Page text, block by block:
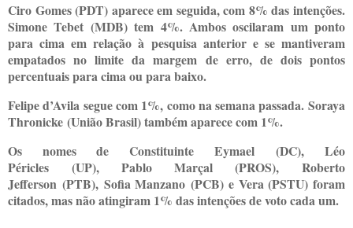
Ciro Gomes (PDT) aparece em seguida, com 8% das intenções.
Simone Tebet (MDB) tem 4%. Ambos oscilaram um ponto
para cima em relação à pesquisa anterior e se mantiveram
empatados no limite da margem de erro, de dois pontos
percentuais para cima ou para baixo.
Felipe d’Avila segue com 1%, como na semana passada. Soraya
Thronicke (União Brasil) também aparece com 1%.
Os nomes de Constituinte Eymael (DC), Léo
Péricles (UP), Pablo Marçal (PROS), Roberto
Jefferson (PTB), Sofia Manzano (PCB) e Vera (PSTU) foram
citados, mas não atingiram 1% das intenções de voto cada um.